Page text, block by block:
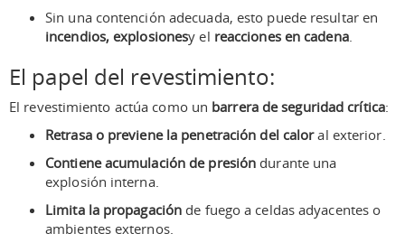
Sin una contención adecuada, esto puede resultar en
incendios, explosionesy el reacciones en cadena.
El papel del revestimiento:
El revestimiento actúa como un barrera de seguridad crítica:
Retrasa o previene la penetración del caloral exterior.
Contiene acumulación de presión durante una
explosión interna.
Limita la propagación de fuego a celdas adyacentes o
ambientes externos.